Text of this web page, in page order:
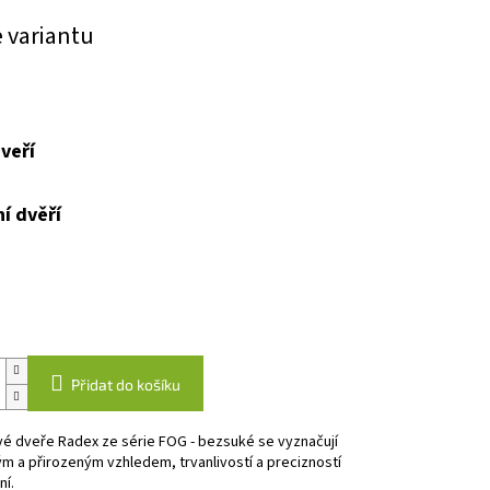
variantu
dvěří
Přidat do košíku
dveře Radex ze série FOG - bezsuké se vyznačují
a přirozeným vzhledem, trvanlivostí a precizností